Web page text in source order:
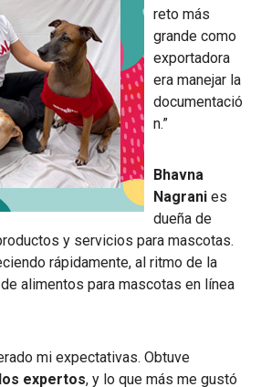
reto más
grande como
exportadora
era manejar la
documentació
n.”
Bhavna
Nagrani es
dueña de
y servicios para mascotas.
rápidamente, al ritmo de la
alimentos para mascotas en línea
mi expectativas. Obtuve
expertos, y lo que más me gustó